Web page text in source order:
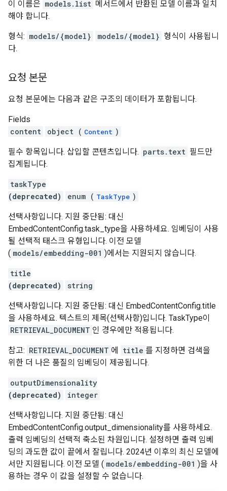
이 이름은 models.list 메서드에서 반환된 모델 이름과 일치
해야 합니다.
형식: models/{model} models/{model} 형식이 사용됩니
다.
요청 본문
요청 본문에는 다음과 같은 구조의 데이터가 포함됩니다.
Fields
content
object ( Content )
필수 항목입니다. 삽입할 콘텐츠입니다. parts.text 필드만
집계됩니다.
taskType
(deprecated)
enum ( TaskType )
선택사항입니다. 지원 중단됨: 대신
EmbedContentConfig.task_type을 사용하세요. 임베딩이 사용
될 선택적 태스크 유형입니다. 이전 모델
( models/embedding-001 )에서는 지원되지 않습니다.
title
(deprecated)
string
선택사항입니다. 지원 중단됨: 대신 EmbedContentConfig.title
을 사용하세요. 텍스트의 제목(선택사항)입니다. TaskType이
RETRIEVAL_DOCUMENT 인 경우에만 적용됩니다.
참고: RETRIEVAL_DOCUMENT 에 title 를 지정하면 검색을
위한 더 나은 품질의 임베딩이 제공됩니다.
outputDimensionality
(deprecated)
integer
선택사항입니다. 지원 중단됨: 대신
EmbedContentConfig.output_dimensionality를 사용하세요.
출력 임베딩의 선택적 축소된 차원입니다. 설정하면 출력 임베
딩의 과도한 값이 끝에서 잘립니다. 2024년 이후의 최신 모델에
서만 지원됩니다. 이전 모델 ( models/embedding-001 )을 사
용하는 경우 이 값을 설정할 수 없습니다.